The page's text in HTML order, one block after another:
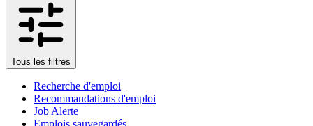
Tous les filtres
Recherche d'emploi
Recommandations d'emploi
Job Alerte
Emplois sauvegardés